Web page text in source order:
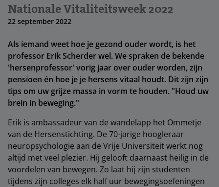
Nationale Vitaliteitsweek 2022
22 september 2022
Als iemand weet hoe je gezond ouder wordt, is het
professor Erik Scherder wel. We spraken de bekende
'hersenprofessor' vorig jaar over ouder worden, zijn
pensioen én hoe je je hersens vitaal houdt. Dit zijn zijn
tips om uw grijze massa in vorm te houden. "Houd uw
brein in beweging."
Erik is ambassadeur van de wandelapp het Ommetje
van de Hersenstichting. De 70-jarige hoogleraar
neuropsychologie aan de Vrije Universiteit werkt nog
altijd met veel plezier. Hij gelooft daarnaast heilig in de
voordelen van bewegen. Zo laat hij zijn studenten
tijdens zijn colleges elk half uur bewegingsoefeningen